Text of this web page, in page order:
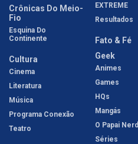
Crônicas Do Meio-
Fio
Esquina Do
Continente
Cultura
Cinema
Literatura
Música
Programa Conexão
Teatro
EXTREME
Resultados
Fato & Fé
Geek
Animes
Games
HQs
Mangás
O Papai Nerd
Séries